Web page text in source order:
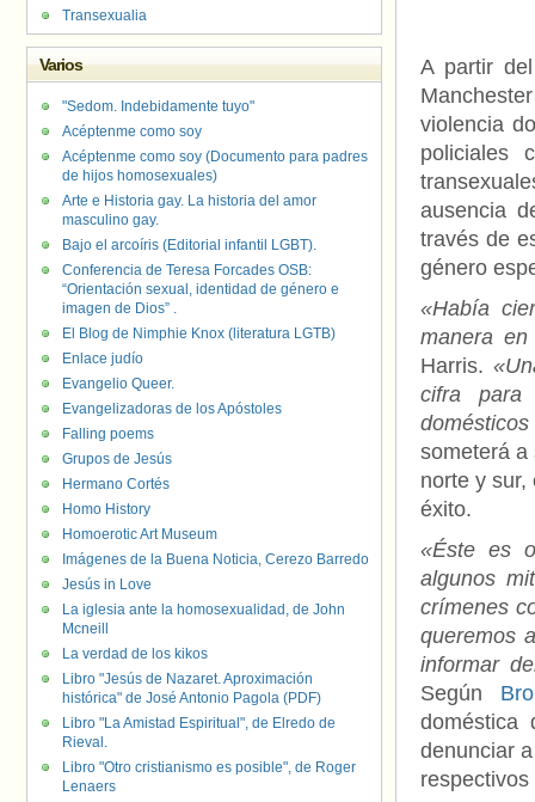
A partir
violencia
policiales
ausencia
través de
género
«Había
manera
Harris.
cifra para
someterá a
norte y sur,
éxito.
«Éste es
algunos
crímenes
queremos
informar
Según
doméstica
denunciar
Transexualia
Varios
"Sedom. Indebidamente tuyo"
Acéptenme como soy
Acéptenme como soy (Documento para padres
de hijos homosexuales)
Arte e Historia gay. La historia del amor
masculino gay.
Bajo el arcoíris (Editorial infantil LGBT).
Conferencia de Teresa Forcades OSB:
“Orientación sexual, identidad de género e
imagen de Dios” .
El Blog de Nimphie Knox (literatura LGTB)
Enlace judío
Evangelio Queer.
Evangelizadoras de los Apóstoles
Falling poems
Grupos de Jesús
Hermano Cortés
Homo History
Homoerotic Art Museum
Imágenes de la Buena Noticia, Cerezo Barredo
Jesús in Love
La iglesia ante la homosexualidad, de John
Mcneill
La verdad de los kikos
Libro "Jesús de Nazaret. Aproximación
histórica" de José Antonio Pagola (PDF)
Libro "La Amistad Espiritual", de Elredo de
Rieval.
Libro "Otro cristianismo es posible", de Roger
Lenaers